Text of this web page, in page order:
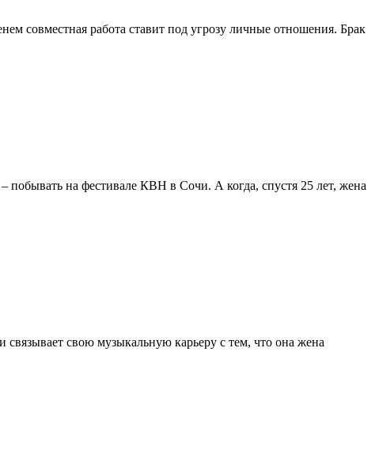
совместная работа ставит под угрозу личные отношения. Брак
побывать на фестивале КВН в Сочи. А когда, спустя 25 лет, жена
свою музыкальную карьеру с тем, что она жена